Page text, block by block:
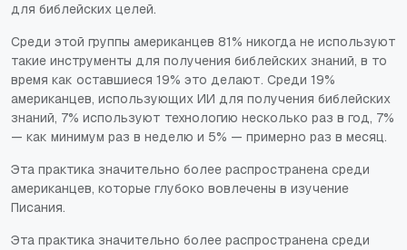
для библейских целей.
Среди этой группы американцев 81% никогда не используют
такие инструменты для получения библейских знаний, в то
время как оставшиеся 19% это делают. Среди 19%
американцев, использующих ИИ для получения библейских
знаний, 7% используют технологию несколько раз в год, 7%
— как минимум раз в неделю и 5% — примерно раз в месяц.
Эта практика значительно более распространена среди
американцев, которые глубоко вовлечены в изучение
Писания.
Эта практика значительно более распространена среди